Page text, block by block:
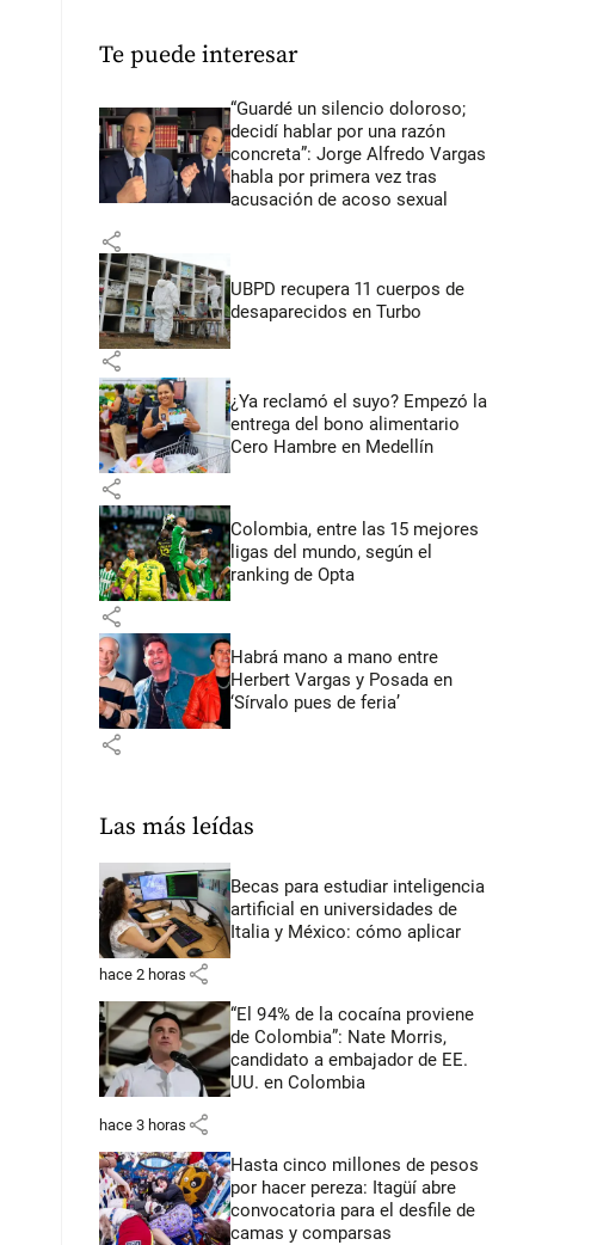
Te puede interesar
“Guardé un silencio doloroso;
decidí hablar por una razón
concreta”: Jorge Alfredo Vargas
habla por primera vez tras
acusación de acoso sexual
share
UBPD recupera 11 cuerpos de
desaparecidos en Turbo
share
¿Ya reclamó el suyo? Empezó la
entrega del bono alimentario
Cero Hambre en Medellín
share
Colombia, entre las 15 mejores
ligas del mundo, según el
ranking de Opta
share
Habrá mano a mano entre
Herbert Vargas y Posada en
‘Sírvalo pues de feria’
share
Las más leídas
Becas para estudiar inteligencia
artificial en universidades de
Italia y México: cómo aplicar
hace 2 horas share
“El 94% de la cocaína proviene
de Colombia”: Nate Morris,
candidato a embajador de EE.
UU. en Colombia
hace 3 horas share
Hasta cinco millones de pesos
por hacer pereza: Itagüí abre
convocatoria para el desfile de
camas y comparsas